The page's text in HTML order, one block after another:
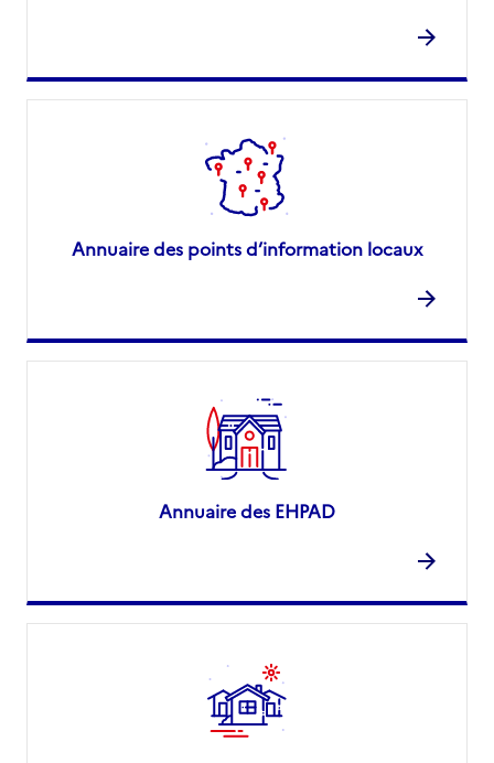
Annuaire des points d’information locaux
Annuaire des EHPAD